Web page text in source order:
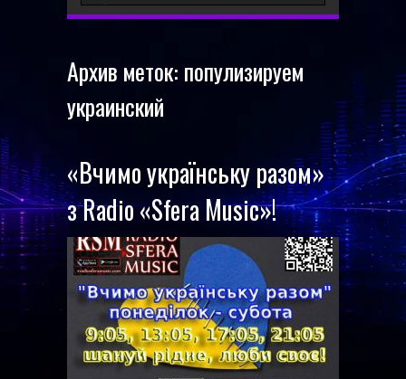
Архив меток: популизируем
украинский
«Вчимо українську разом»
з Radio «Sfera Music»!